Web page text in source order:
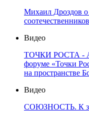
Михаил Дроздов
Видео
ТОЧКИ РОСТА -
форуме «Точки
на пространстве
Видео
СОЮЗНОСТЬ. К